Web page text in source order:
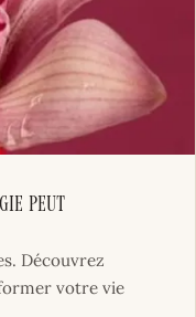
peut
Découvrez
votre vie